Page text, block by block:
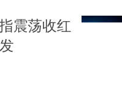
震荡收红